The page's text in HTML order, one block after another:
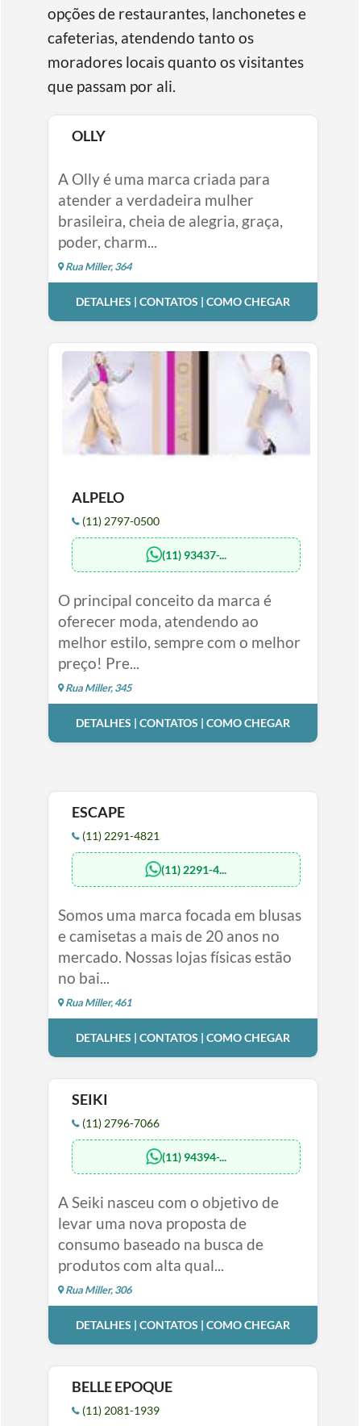
opções de restaurantes, lanchonetes e
cafeterias, atendendo tanto os
moradores locais quanto os visitantes
que passam por ali.
OLLY
A Olly é uma marca criada para
atender a verdadeira mulher
brasileira, cheia de alegria, graça,
poder, charm...
Rua Miller, 364
DETALHES | CONTATOS | COMO CHEGAR
ALPELO
(11) 2797-0500
(11) 93437-...
O principal conceito da marca é
oferecer moda, atendendo ao
melhor estilo, sempre com o melhor
preço! Pre...
Rua Miller, 345
DETALHES | CONTATOS | COMO CHEGAR
ESCAPE
(11) 2291-4821
(11) 2291-4...
Somos uma marca focada em blusas
e camisetas a mais de 20 anos no
mercado. Nossas lojas físicas estão
no bai...
Rua Miller, 461
DETALHES | CONTATOS | COMO CHEGAR
SEIKI
(11) 2796-7066
(11) 94394-...
A Seiki nasceu com o objetivo de
levar uma nova proposta de
consumo baseado na busca de
produtos com alta qual...
Rua Miller, 306
DETALHES | CONTATOS | COMO CHEGAR
BELLE EPOQUE
(11) 2081-1939